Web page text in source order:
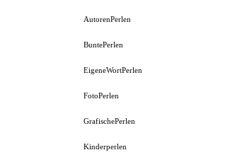
AutorenPerlen
BuntePerlen
EigeneWortPerlen
FotoPerlen
GrafischePerlen
Kinderperlen